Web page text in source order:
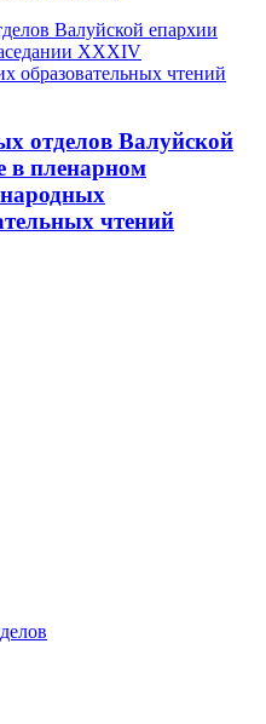
отделов Валуйской
в пленарном
чтений